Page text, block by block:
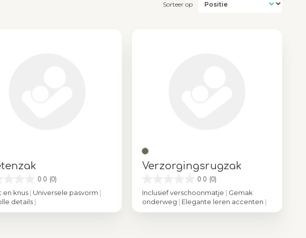
Sorteer op
0.0 (0)
en knus | Universele pasvorm |
details |
Verzorgingsrugzak
0.0 (0)
Inclusief verschoonmatje | Gemak
onderweg | Elegante leren accenten |
Kleur